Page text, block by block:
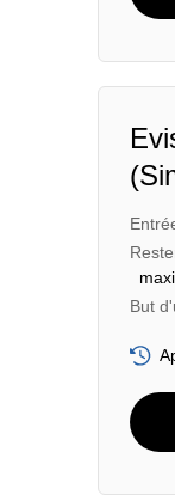
But